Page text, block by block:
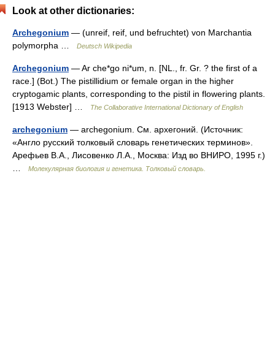
Look at other dictionaries:
Archegonium — (unreif, reif, und befruchtet) von Marchantia
polymorpha …
Deutsch Wikipedia
Archegonium — Ar che*go ni*um, n. [NL., fr. Gr. ? the first of a
race.] (Bot.) The pistillidium or female organ in the higher
cryptogamic plants, corresponding to the pistil in flowering plants.
[1913 Webster] …
The Collaborative International Dictionary of English
archegonium — archegonium. См. архегоний. (Источник:
«Англо русский толковый словарь генетических терминов».
Арефьев В.А., Лисовенко Л.А., Москва: Изд во ВНИРО, 1995 г.)
Молекулярная биология и генетика. Толковый словарь.